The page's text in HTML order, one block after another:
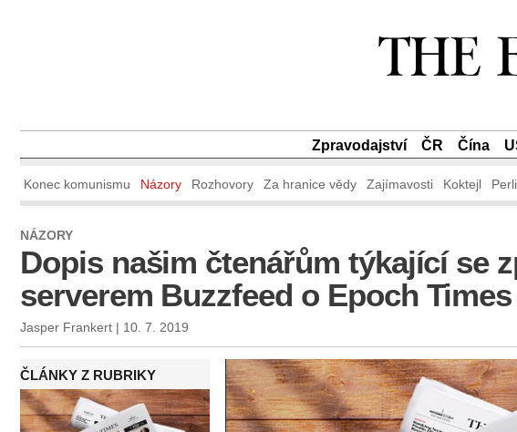
Zpravodajství ČR Čína
Konec komunismu Názory Rozhovory Za hranice vědy Zajímavosti Koktejl
NÁZORY
Dopis našim čtenářům týkající se
serverem Buzzfeed o Epoch Times
Jasper Frankert | 10. 7. 2019
ČLÁNKY Z RUBRIKY